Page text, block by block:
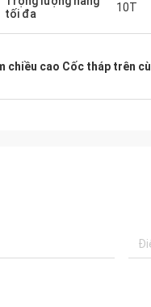
tối đa
10T
chiều cao Cốc tháp trên